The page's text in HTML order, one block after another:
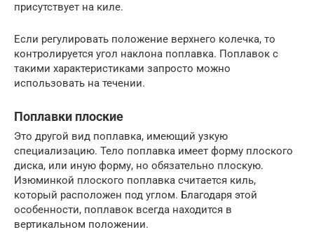
присутствует на киле.
Если регулировать положение верхнего колечка, то
контролируется угол наклона поплавка. Поплавок с
такими характеристиками запросто можно
использовать на течении.
Поплавки плоские
Это другой вид поплавка, имеющий узкую
специализацию. Тело поплавка имеет форму плоского
диска, или иную форму, но обязательно плоскую.
Изюминкой плоского поплавка считается киль,
который расположен под углом. Благодаря этой
особенности, поплавок всегда находится в
вертикальном положении.